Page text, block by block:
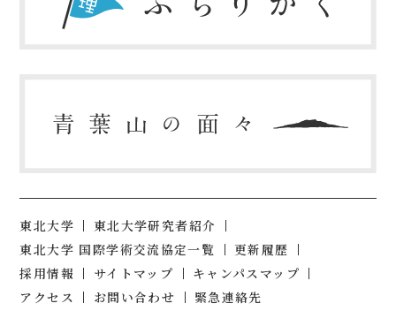
東北大学
東北大学研究者紹介
東北大学 国際学術交流協定一覧
更新履歴
採用情報
サイトマップ
キャンパスマップ
アクセス
お問い合わせ 緊急連絡先